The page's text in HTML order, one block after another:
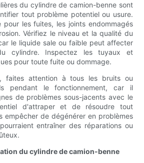
du cylindre de camion-benne sont
tout problème potentiel ou usure.
les fuites, les joints endommagés
Vérifiez le niveau et la qualité du
le liquide sale ou faible peut affecter
cylindre. Inspectez les tuyaux et
pour toute fuite ou dommage.
faites attention à tous les bruits ou
pendant le fonctionnement, car il
de problèmes sous-jacents avec le
d'attraper et de résoudre tout
empêcher de dégénérer en problèmes
entraîner des réparations ou
du cylindre de camion-benne